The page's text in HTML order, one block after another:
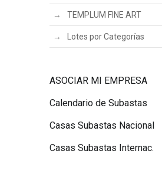
TEMPLUM FINE ART
Lotes por Categorías
ASOCIAR MI EMPRESA
Calendario de Subastas
Casas Subastas Nacional
Casas Subastas Internac.